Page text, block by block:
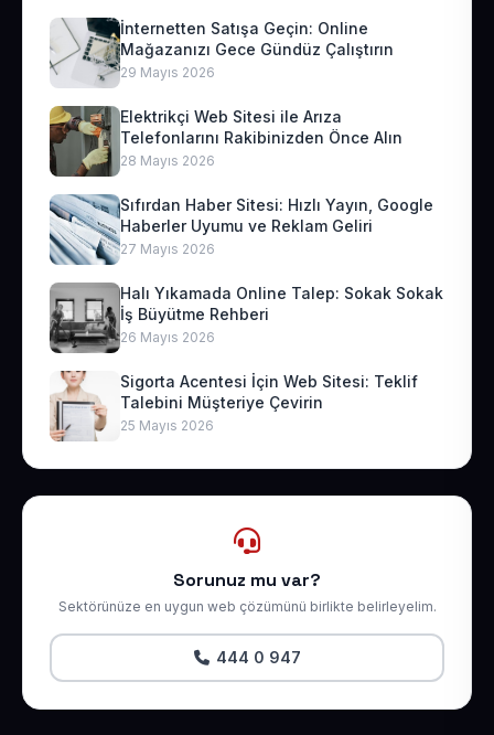
İnternetten Satışa Geçin: Online
Mağazanızı Gece Gündüz Çalıştırın
29 Mayıs 2026
Elektrikçi Web Sitesi ile Arıza
Telefonlarını Rakibinizden Önce Alın
28 Mayıs 2026
Sıfırdan Haber Sitesi: Hızlı Yayın, Google
Haberler Uyumu ve Reklam Geliri
27 Mayıs 2026
Halı Yıkamada Online Talep: Sokak Sokak
İş Büyütme Rehberi
26 Mayıs 2026
Sigorta Acentesi İçin Web Sitesi: Teklif
Talebini Müşteriye Çevirin
25 Mayıs 2026
Sorunuz mu var?
Sektörünüze en uygun web çözümünü birlikte belirleyelim.
444 0 947